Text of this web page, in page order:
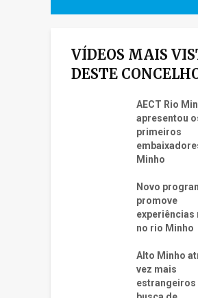
VÍDEOS MAIS
DESTE
AECT Rio
apresentou
primeiros
Minho
Novo
promove
experiências
no rio Minho
Alto Minho
vez mais
estrangeiros